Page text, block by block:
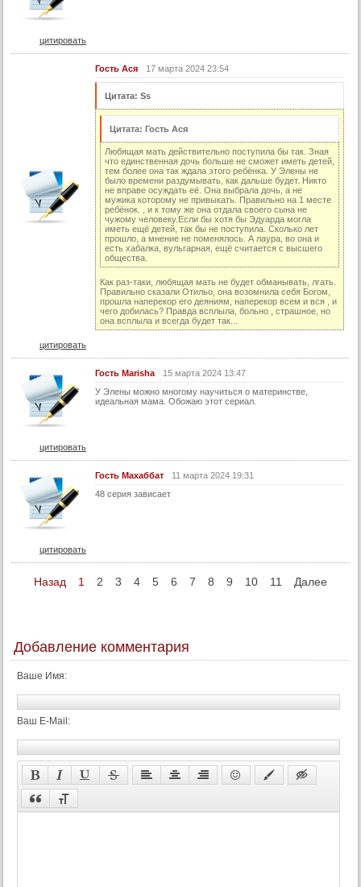
108 серия
116 серия
117 серия
123 серия
125 серия
126 серия
129 серия
130 серия
цитировать
Гость Ася 17 марта 2024 23:54
Цитата: Ss
Цитата: Гость Ася
Любящая мать действительно поступила бы так. Зная
что единственная дочь больше не сможет иметь детей,
тем более она так ждала этого ребёнка. У Элены не
было времени раздумывать, как дальше будет. Никто
не вправе осуждать её. Она выбрала дочь, а не
мужика которому не привыкать. Правильно на 1 месте
ребёнок. , и к тому же она отдала своего сына не
чужому человеку.Если бы хотя бы Эдуарда могла
иметь ещё детей, так бы не поступила. Сколько лет
прошло, а мнение не поменялось. А лаура, во она и
есть хабалка, вульгарная, ещё считается с высшего
общества.
Как раз-таки, любящая мать не будет обманывать, лгать.
Правильно сказали Отильо, она возомнила себя Богом,
прошла наперекор его деяниям, наперекор всем и вся , и
чего добилась? Правда всплыла, больно , страшное, но
она всплыла и всегда будет так...
цитировать
Гость Marisha
15 марта 2024 13:47
У Элены можно многому научиться о материнстве,
идеальная мама. Обожаю этот сериал.
цитировать
Гость Махаббат
11 марта 2024 19:31
48 серия зависает
цитировать
Назад 1 2 3 4 5 6 7 8 9 10 11 Далее
Добавление комментария
Ваше Имя:
Ваш E-Mail: